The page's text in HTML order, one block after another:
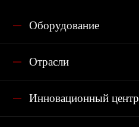
Оборудование
Отрасли
Инновационный центр